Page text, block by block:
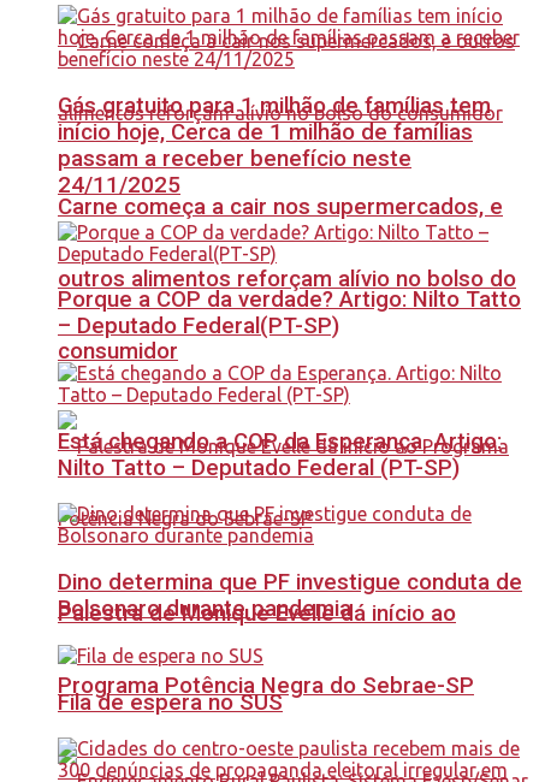
Carne começa a cair nos supermercados, e
outros alimentos reforçam alívio no bolso do
consumidor
Palestra de Monique Evelle dá início ao
Programa Potência Negra do Sebrae-SP
Gás gratuito para 1 milhão de famílias tem
início hoje, Cerca de 1 milhão de famílias
passam a receber benefício neste
24/11/2025
Porque a COP da verdade? Artigo: Nilto Tatto
– Deputado Federal(PT-SP)
Está chegando a COP da Esperança. Artigo:
Nilto Tatto – Deputado Federal (PT-SP)
Dino determina que PF investigue conduta de
Bolsonaro durante pandemia
Fila de espera no SUS